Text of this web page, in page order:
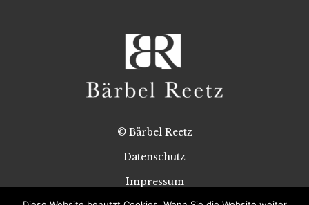
© Bärbel Reetz
Datenschutz
Impressum